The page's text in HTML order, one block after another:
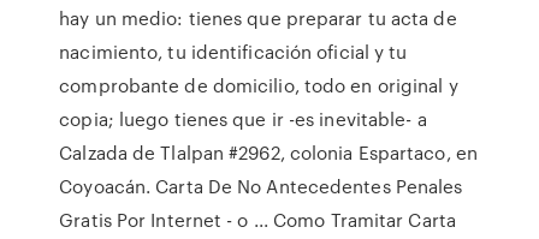
hay un medio: tienes que preparar tu acta de
nacimiento, tu identificación oficial y tu
comprobante de domicilio, todo en original y
copia; luego tienes que ir -es inevitable- a
Calzada de Tlalpan #2962, colonia Espartaco, en
Coyoacán. Carta De No Antecedentes Penales
Gratis Por Internet - o ... Como Tramitar Carta